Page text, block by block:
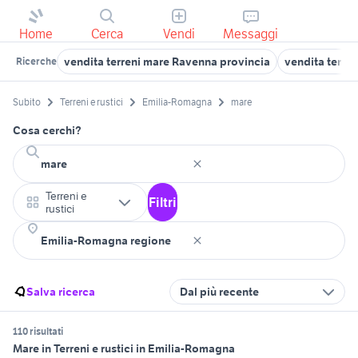
Home Cerca Vendi Messaggi
Ricerche vendita terreni mare Ravenna provincia vendita
Subito Terreni e rustici Emilia-Romagna mare
Cosa cerchi?
Terreni e
rustici
Filtri
Salva ricerca Dal più recente
110 risultati
Mare in Terreni e rustici in Emilia-Romagna